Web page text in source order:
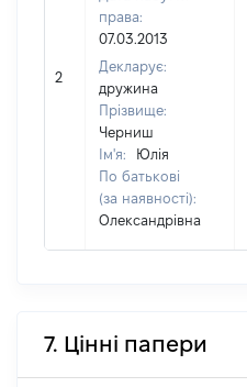
2
права:
07.03.2013
Декларує:
дружина
Прізвище:
Черниш
Ім'я:
Юлія
По батькові
(за наявності):
Олександрівна
7. Цінні папери